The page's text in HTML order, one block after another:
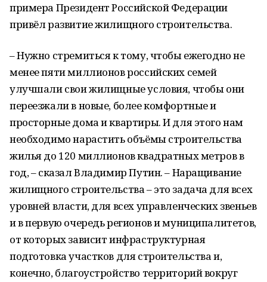
примера Президент Российской Федерации
привёл развитие жилищного строительства.
– Нужно стремиться к тому, чтобы ежегодно не
менее пяти миллионов российских семей
улучшали свои жилищные условия, чтобы они
переезжали в новые, более комфортные и
просторные дома и квартиры. И для этого нам
необходимо нарастить объёмы строительства
жилья до 120 миллионов квадратных метров в
год, – сказал Владимир Путин. – Наращивание
жилищного строительства – это задача для всех
уровней власти, для всех управленческих звеньев
и в первую очередь регионов и муниципалитетов,
от которых зависит инфраструктурная
подготовка участков для строительства и,
конечно, благоустройство территорий вокруг